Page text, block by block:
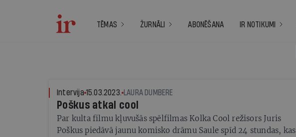
TĒMAS ŽURNĀLI ABONĒŠANA IR NOTIKUMI
Intervija 15.03.2023. LAURA DUMBERE
Poškus atkal cool
Par kulta filmu kļuvušās spēlfilmas Kolka Cool režisors Juris
Poškus piedāvā jaunu komisko drāmu Saule spīd 24 stundas, kas